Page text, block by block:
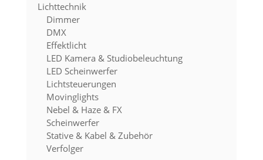
Lichttechnik
Dimmer
DMX
Effektlicht
LED Kamera & Studiobeleuchtung
LED Scheinwerfer
Lichtsteuerungen
Movinglights
Nebel & Haze & FX
Scheinwerfer
Stative & Kabel & Zubehör
Verfolger